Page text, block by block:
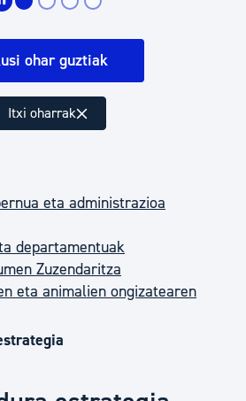
ohar guztiak
Itxi oharrak
eta administrazioa
departamentuak
Zuzendaritza
eta animalien ongizatearen